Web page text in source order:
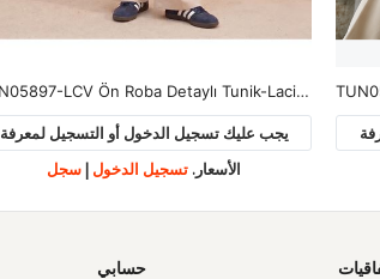
TUN05988-SYH Duble Kol Müslin Gömlek-Siyah
يجب عليك تسجيل الدخول أو التسجيل لمعرفة
الأسعار. تسجيل الدخول | سجل
حسابي